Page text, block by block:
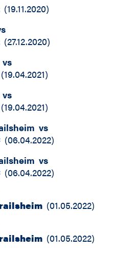
(19.11.2020)
(27.12.2020)
vs
(19.04.2021)
vs
(19.04.2021)
vs
(06.04.2022)
vs
(06.04.2022)
(01.05.2022)
(01.05.2022)